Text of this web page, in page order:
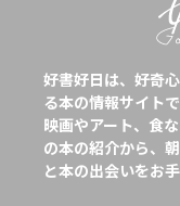
好書好日は、好奇
る本の情報サイトで
映画やアート、食
の本の紹介から、
と本の出会いをお手